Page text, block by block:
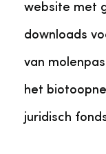
website met
downloads
van
het
juridisch